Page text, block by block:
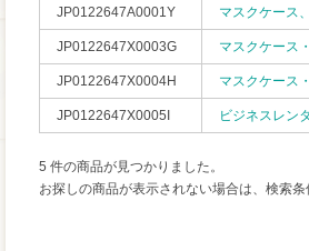
JP0122647A0001Y マスクケース
JP0122647X0003G マスクケース
JP0122647X0004H マスクケース
JP0122647X0005I ビジネスレン
5 件の商品が見つかりました。
お探しの商品が表示されない場合は、検索